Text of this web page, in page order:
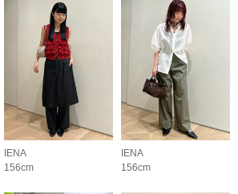
IENA
156cm
IENA
156cm